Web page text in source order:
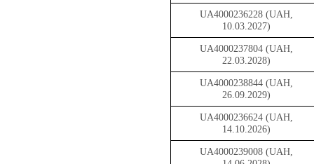
UA4000236228 (UAH,
10.03.2027)
UA4000237804 (UAH,
22.03.2028)
UA4000238844 (UAH,
26.09.2029)
UA4000236624 (UAH,
14.10.2026)
UA4000239008 (UAH,